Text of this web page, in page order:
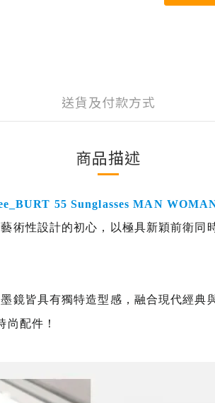
送貨及付款方式
商品描述
55 Sunglasses MAN
性設計的初心，以極具新穎前衛同
鏡皆具有獨特造型感，融合現代經典
尚配件！